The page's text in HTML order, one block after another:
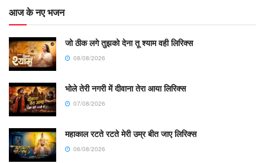
आज के नए भजन
जो ठीक लगे तुझको देना तू श्याम वही लिरिक्स
08/08/2026
भोले तेरी नगरी में दीवाना तेरा आया लिरिक्स
07/08/2026
महाकाल रटते रटते मेरी उम्र बीत जाए लिरिक्स
06/08/2026